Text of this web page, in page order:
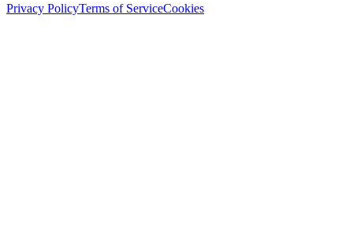
Privacy PolicyTerms of ServiceCookies